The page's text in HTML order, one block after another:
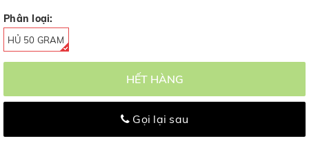
Phân loại:
HỦ 50 GRAM
HẾT HÀNG
Gọi lại sau